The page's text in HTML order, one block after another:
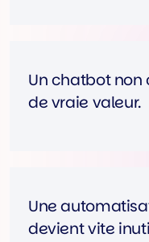
Un chatbot
de vraie valeur.
Une
devient vite